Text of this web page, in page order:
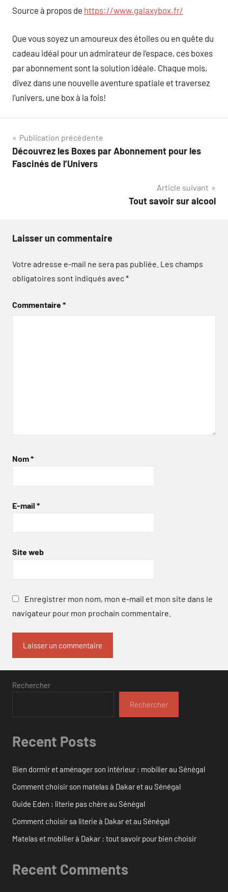
Source à propos de https://www.galaxybox.fr/
Que vous soyez un amoureux des étoiles ou en quête du
cadeau idéal pour un admirateur de l’espace, ces boxes
par abonnement sont la solution idéale. Chaque mois,
divez dans une nouvelle aventure spatiale et traversez
l’univers, une box à la fois!
Navigation
de
Publication précédente
Découvrez les Boxes par Abonnement pour les
Fascinés de l’Univers
Article suivant
Tout savoir sur alcool
Laisser un commentaire
Votre adresse e-mail ne sera pas publiée. Les champs
obligatoires sont indiqués avec*
Commentaire*
Nom*
E-mail *
Site web
Enregistrer mon nom, mon e-mail et mon site dans le
navigateur pour mon prochain commentaire.
Rechercher
Rechercher
Recent Posts
Bien dormir et aménager son intérieur : mobilier au Sénégal
Comment choisir son matelas à Dakar et au Sénégal
Guide Eden : literie pas chère au Sénégal
Comment choisir sa literie à Dakar et au Sénégal
Matelas et mobilier à Dakar : tout savoir pour bien choisir
Recent Comments